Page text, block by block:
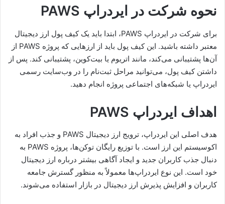
نحوه شرکت در ایردراپ PAWS
برای شرکت در ایردراپ PAWS، ابتدا باید یک کیف پول ارز دیجیتال
معتبر داشته باشید. این کیف پول باید از ارزهایی که پروژه PAWS از
آن‌ها پشتیبانی می‌کند، مانند اتریوم یا بیت‌کوین، پشتیبانی کند. پس از
داشتن کیف پول، می‌توانید مراحل ثبت‌نام را در وب‌سایت رسمی
ایردراپ یا شبکه‌های اجتماعی پروژه انجام دهید.
اهداف ایردراپ PAWS
هدف اصلی این ایردراپ، ترویج ارز دیجیتال PAWS و جذب افراد به
اکوسیستم این ارز است. با توزیع رایگان توکن‌ها، پروژه PAWS به
دنبال جذب کاربران جدید و ایجاد آگاهی بیشتر درباره ارز دیجیتال
خود است. این نوع ایردراپ‌ها معمولاً به منظور گسترش جامعه
کاربران و افزایش پذیرش ارز دیجیتال در بازار استفاده می‌شوند.